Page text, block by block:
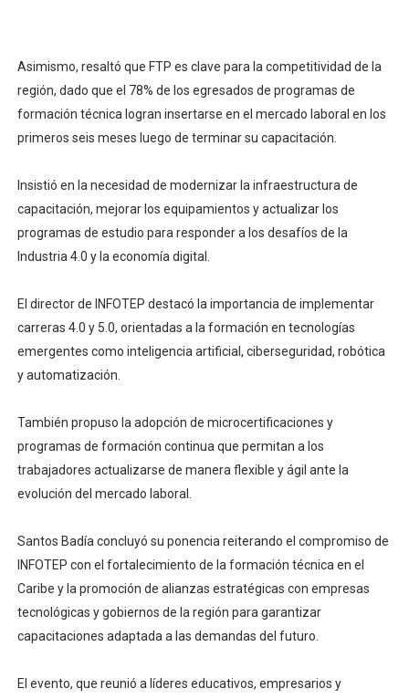
Asimismo, resaltó que FTP es clave para la competitividad de la
región, dado que el 78% de los egresados de programas de
formación técnica logran insertarse en el mercado laboral en los
primeros seis meses luego de terminar su capacitación.
Insistió en la necesidad de modernizar la infraestructura de
capacitación, mejorar los equipamientos y actualizar los
programas de estudio para responder a los desafíos de la
Industria 4.0 y la economía digital.
El director de INFOTEP destacó la importancia de implementar
carreras 4.0 y 5.0, orientadas a la formación en tecnologías
emergentes como inteligencia artificial, ciberseguridad, robótica
y automatización.
También propuso la adopción de microcertificaciones y
programas de formación continua que permitan a los
trabajadores actualizarse de manera flexible y ágil ante la
evolución del mercado laboral.
Santos Badía concluyó su ponencia reiterando el compromiso de
INFOTEP con el fortalecimiento de la formación técnica en el
Caribe y la promoción de alianzas estratégicas con empresas
tecnológicas y gobiernos de la región para garantizar
capacitaciones adaptada a las demandas del futuro.
El evento, que reunió a líderes educativos, empresarios y